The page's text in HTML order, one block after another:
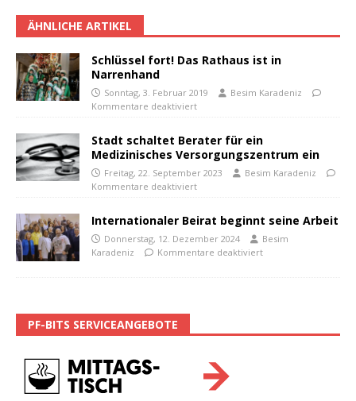
ÄHNLICHE ARTIKEL
Schlüssel fort! Das Rathaus ist in
Narrenhand
Sonntag, 3. Februar 2019
Besim Karadeniz
Kommentare deaktiviert
Stadt schaltet Berater für ein
Medizinisches Versorgungszentrum ein
Freitag, 22. September 2023
Besim Karadeniz
Kommentare deaktiviert
Internationaler Beirat beginnt seine Arbeit
Donnerstag, 12. Dezember 2024
Besim
Karadeniz
Kommentare deaktiviert
PF-BITS SERVICEANGEBOTE